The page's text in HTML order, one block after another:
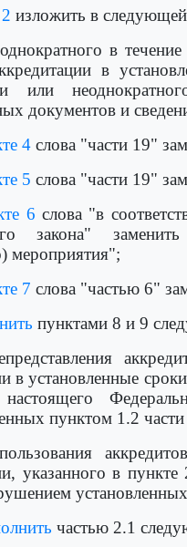
изложить в
в
в
или
документов и
4 слова "части 19"
5 слова "части 19"
6 слова "в
закона"
мероприятия";
7 слова "частью 6"
пунктами 8 и 9
в установленные
пунктом 1.2
указанного в
частью 2.1